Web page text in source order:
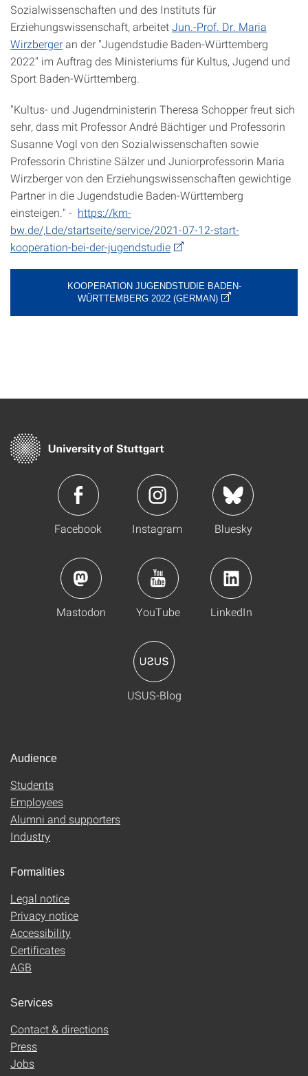
Sozialwissenschaften und des Instituts für
Erziehungswissenschaft, arbeitetJun.-Prof. Dr. Maria
Wirzbergeran der "Jugendstudie Baden-Württemberg
2022" im Auftrag des Ministeriums für Kultus, Jugend und
Sport Baden-Württemberg.
"Kultus- und Jugendministerin Theresa Schopper freut sich
sehr, dass mit Professor André Bächtiger und Professorin
Susanne Vogl von den Sozialwissenschaften sowie
Professorin Christine Sälzer und Juniorprofessorin Maria
Wirzberger von den Erziehungswissenschaften gewichtige
Partner in die Jugendstudie Baden-Württemberg
einsteigen." - https://km-
bw.de/,Lde/startseite/service/2021-07-12-start-
kooperation-bei-der-jugendstudie
KOOPERATION JUGENDSTUDIE BADEN-
WÜRTTEMBERG 2022 (GERMAN)
Facebook Instagram Bluesky
Mastodon YouTube LinkedIn
USUS-Blog
Audience
Students
Employees
Alumni and supporters
Industry
Formalities
Legal notice
Privacy notice
Accessibility
Certificates
AGB
Services
Contact & directions
Press
Jobs